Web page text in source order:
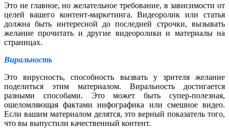
Это не главное, но желательное требование, в зависимости от
целей вашего контент-маркетинга. Видеоролик или статья
должна быть интересной до последней строчки, вызывать
желание прочитать и другие видеоролики и материалы на
страницах.
Виральность
Это вирусность, способность вызвать у зрителя желание
поделиться этим материалом. Виральность достигается
разными способами. Это может быть супер-полезная,
ошеломляющая фактами инфографика или смешное видео.
Если вашим материалом делятся, это верный показатель того,
что вы выпустили качественный контент.